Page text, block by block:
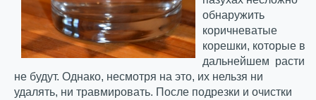
обнаружить
коричневатые
корешки, которые в
дальнейшем расти
не будут. Однако, несмотря на это, их нельзя ни
удалять, ни травмировать. После подрезки и очистки